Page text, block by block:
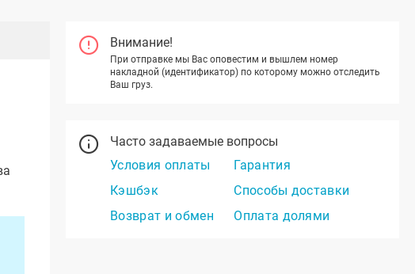
Внимание!
При отправке мы Вас оповестим и вышлем номер
накладной (идентификатор) по которому можно отследить
Ваш груз.
Часто задаваемые вопросы
Условия оплаты
Гарантия
Кэшбэк
Способы доставки
Возврат и обмен
Оплата долями